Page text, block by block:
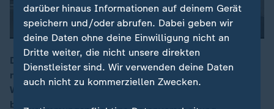
00:15
Der Regen zieht heute früh nach Osten ab,
nachmittags kommen jedoch neue Schauer aus dem
Westen nach. Vereinzelt tritt starker Wind auf, sonst
bleibt es mild mit Höchsttemperaturen von 17 Grad.
darüber hinaus Informationen auf deinem Gerät
speichern und/oder abrufen. Dabei geben wir
deine Daten ohne deine Einwilligung nicht an
Dritte weiter, die nicht unsere direkten
Dienstleister sind. Wir verwenden deine Daten
auch nicht zu kommerziellen Zwecken.